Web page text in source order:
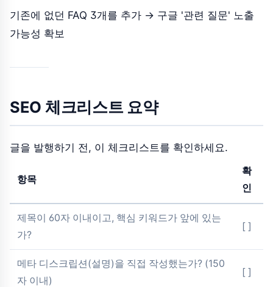
기존에 없던 FAQ 3개를 추가 → 구글 '관련 질문' 노출
가능성 확보
SEO 체크리스트 요약
글을 발행하기 전, 이 체크리스트를 확인하세요.
항목
확
인
제목이 60자 이내이고, 핵심 키워드가 앞에 있는
가?
[ ]
메타 디스크립션(설명)을 직접 작성했는가? (150
자 이내)
[ ]